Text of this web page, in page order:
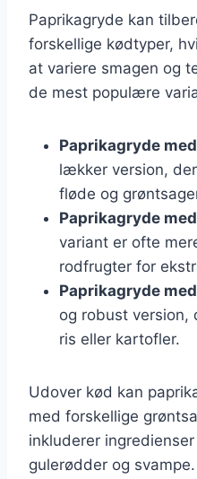
Paprikagryde kan
forskellige kødtyper,
at variere smagen og
de mest populære
Paprikagryde
lækker version,
fløde og
Paprikagryde
variant er ofte
rodfrugter for
Paprikagryde
og robust version,
ris eller kartofler.
Udover kød kan
med forskellige
inkluderer
gulerødder og